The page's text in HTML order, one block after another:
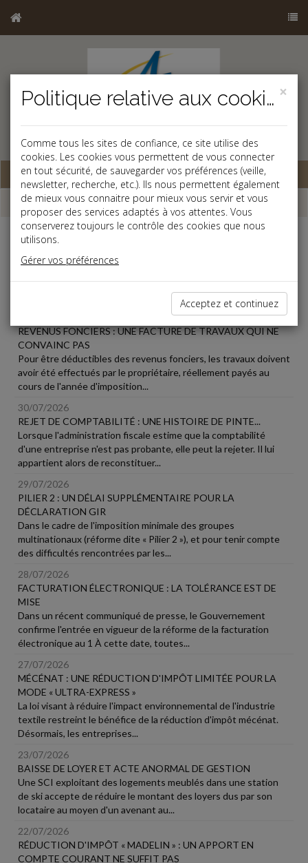
Base documentaire
Dépêches
Liste des dernières dépêches
REVENUS FONCIERS : UNE FACTURE DE TRAVAUX QUI NE
CONVAINC PAS
Pour être déductibles des revenus fonciers, les travaux doivent
avoir été effectués par le propriétaire, réellement payés au
cours de l'année d'imposition...
30/07/2026
REJET DE COMPTABILITÉ : UNE HISTOIRE DE PINTE...
Lorsque l'administration fiscale estime que la comptabilité
d'une entreprise n'est pas probante, elle peut la rejeter. Il lui
appartient alors de reconstituer...
29/07/2026
PILIER 2 : UN DÉLAI SUPPLÉMENTAIRE POUR LA
DÉCLARATION GIR
Dans le cadre de l'imposition minimale des groupes
multinationaux (réforme dite « Pilier 2 »), et pour tenir compte
des difficultés rencontrées par les...
28/07/2026
FACTURATION ÉLECTRONIQUE : LA TOLÉRANCE EST DE
MISE
Dans un récent communiqué de presse, le Gouvernement
confirme l'entrée en vigueur de la réforme de la facturation
électronique au 1 À cette date, toutes...
27/07/2026
MÉCÉNAT : UNE RÉDUCTION D'IMPÔT LIMITÉE POUR LA
MODE « ULTRA-EXPRESS »
La loi visant à réduire l'impact environnemental de l'industrie
textile restreint le bénéfice de la réduction d'impôt mécénat.
Désormais, les entreprises...
23/07/2026
BAISSE DE LOYER ET ACTE ANORMAL DE GESTION
Une SCI exploitant des logements meublés dans une station
de ski accepte de réduire le montant des loyers dus par son
locataire au moyen d'un avenant au...
22/07/2026
RÉDUCTION D'IMPÔT « MADELIN » : UN APPORT EN
COMPTE COURANT NE SUFFIT PAS
×
Politique relative aux cookies
Comme tous les sites de confiance, ce site utilise des
cookies. Les cookies vous permettent de vous connecter
en tout sécurité, de sauvegarder vos préférences (veille,
newsletter, recherche, etc.). Ils nous permettent également
de mieux vous connaitre pour mieux vous servir et vous
proposer des services adaptés à vos attentes. Vous
conserverez toujours le contrôle des cookies que nous
utilisons.
Gérer vos préférences
Acceptez et continuez